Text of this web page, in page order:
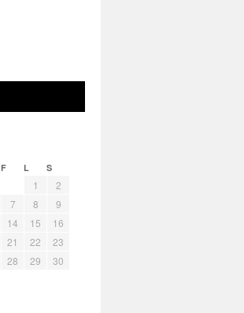
F L S
1
2
7 8
9
14 15
16
21 22
23
28 29
30